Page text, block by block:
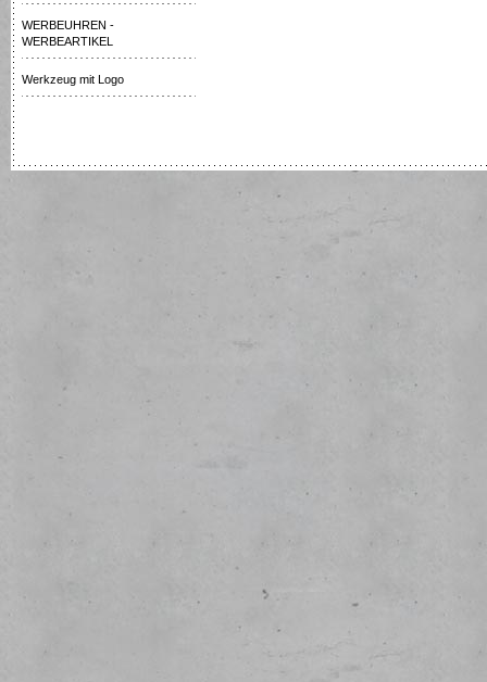
WERBEUHREN -
WERBEARTIKEL
Werkzeug mit Logo